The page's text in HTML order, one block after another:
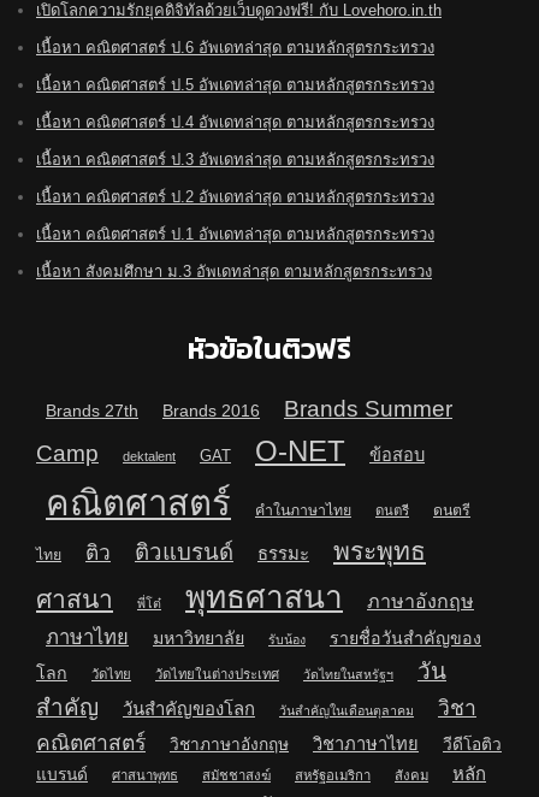
เปิดโลกความรักยุคดิจิทัลด้วยเว็บดูดวงฟรี! กับ Lovehoro.in.th
เนื้อหา คณิตศาสตร์ ป.6 อัพเดทล่าสุด ตามหลักสูตรกระทรวง
เนื้อหา คณิตศาสตร์ ป.5 อัพเดทล่าสุด ตามหลักสูตรกระทรวง
เนื้อหา คณิตศาสตร์ ป.4 อัพเดทล่าสุด ตามหลักสูตรกระทรวง
เนื้อหา คณิตศาสตร์ ป.3 อัพเดทล่าสุด ตามหลักสูตรกระทรวง
เนื้อหา คณิตศาสตร์ ป.2 อัพเดทล่าสุด ตามหลักสูตรกระทรวง
เนื้อหา คณิตศาสตร์ ป.1 อัพเดทล่าสุด ตามหลักสูตรกระทรวง
เนื้อหา สังคมศึกษา ม.3 อัพเดทล่าสุด ตามหลักสูตรกระทรวง
หัวข้อในติวฟรี
Brands 27th Brands 2016
Brands Summer
Camp
dektalent GAT O-NET ข้อสอบ
คณิตศาสตร์ คำในภาษาไทย ดนตรี ดนตรี
ไทย ติว ติวแบรนด์ ธรรมะ
พระพุทธ
ศาสนา
พี่โต๋ พุทธศาสนา ภาษาอังกฤษ
ภาษาไทย มหาวิทยาลัย รับน้อง
รายชื่อวันสำคัญของ
โลก
วัดไทย วัดไทยในต่างประเทศ วัดไทยในสหรัฐฯ
วัน
สำคัญ
วันสำคัญของโลก วันสำคัญในเดือนตุลาคม
วิชา
คณิตศาสตร์
วิชาภาษาอังกฤษ วิชาภาษาไทย
วีดีโอติว
แบรนด์
ศาสนาพุทธ สมัชชาสงฆ์ สหรัฐอเมริกา สังคม หลัก